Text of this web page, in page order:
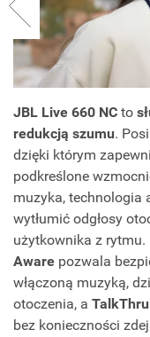
JBL Live 660 NC to
redukcją szumu.
dzięki którym
podkreślone
muzyka, technologia
wytłumić odgłosy
użytkownika z
Aware pozwala
włączoną muzyką,
otoczenia, a TalkThru
bez konieczności